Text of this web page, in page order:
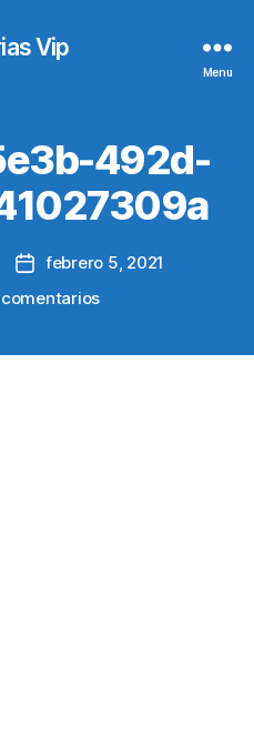
Vip
Menu
492d-
Post
date
febrero 5, 2021
en